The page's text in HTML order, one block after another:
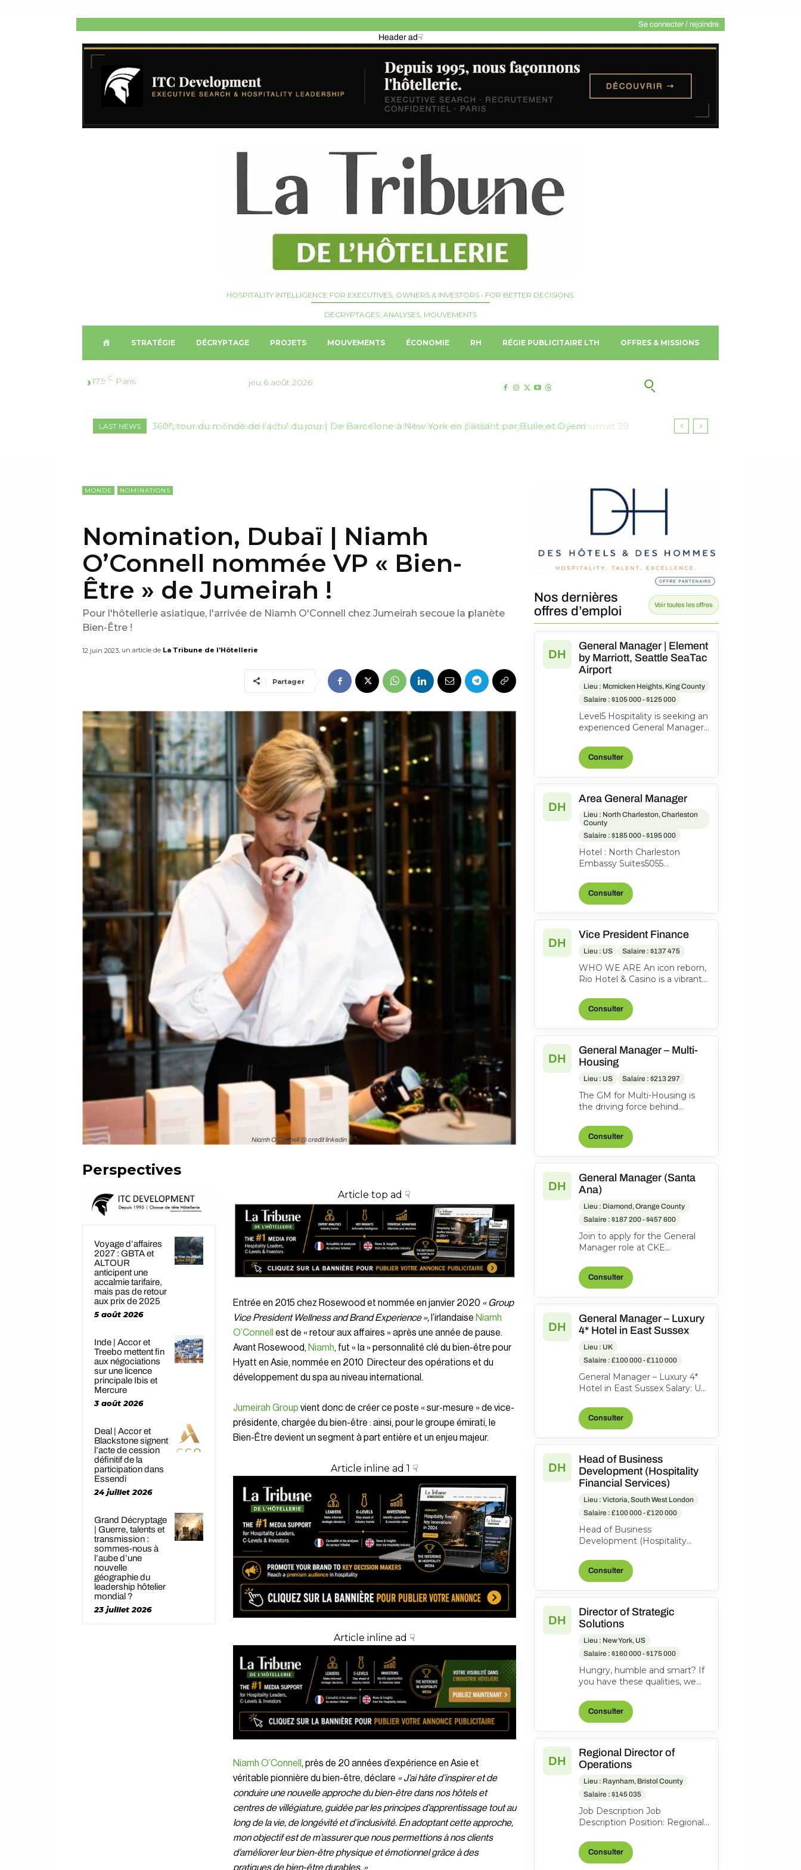
Se connecter / rejoindre
Header ad☟
HOSPITALITY INTELLIGENCE FOR EXECUTIVES, OWNERS & INVESTORS • FOR BETTER DECISIONS.
DÉCRYPTAGES, ANALYSES, MOUVEMENTS
U
I
STRATÉGIE DÉCRYPTAGE PROJETS MOUVEMENTS ÉCONOMIE RH RÉGIE PUBLICITAIRE LTH OFFRES & MISSIONS
17.9 C Paris jeu 6 août 2026
LAST NEWS Nomination, Thaïlande | Erik Lannge nommé General Manager de TRIBE Living Bangkok Sukhumvit 39
MONDE NOMINATIONS
Nomination, Dubaï | Niamh
O’Connell nommée VP « Bien-
Être » de Jumeirah !
Pour l'hôtellerie asiatique, l'arrivée de Niamh O'Connell chez Jumeirah secoue la planète
Bien-Être !
12 juin 2023, un article de La Tribune de l’Hôtellerie
Partager
Niamh O'Connell @ credit linkedin
Perspectives
Voyage d’affaires
2027 : GBTA et
ALTOUR
anticipent une
accalmie tarifaire,
mais pas de retour
aux prix de 2025
5 août 2026
Inde | Accor et
Treebo mettent fin
aux négociations
sur une licence
principale Ibis et
Mercure
3 août 2026
Deal | Accor et
Blackstone signent
l’acte de cession
définitif de la
participation dans
Essendi
24 juillet 2026
Grand Décryptage
| Guerre, talents et
transmission :
sommes-nous à
l’aube d’une
nouvelle
géographie du
leadership hôtelier
mondial ?
23 juillet 2026
Article top ad ☟
Entrée en 2015 chez Rosewood et nommée en janvier 2020 «Group
Vice President Wellness and Brand Experience »,l’irlandaise Niamh
O’Connell
est de « retour aux affaires » après une année de pause.
Avant Rosewood, Niamh, fut « la » personnalité clé du bien-être pour
Hyatt en Asie, nommée en 2010 Directeur des opérations et du
développement du spa au niveau international.
Jumeirah Group vient donc de créer ce poste « sur-mesure » de vice-
présidente, chargée du bien-être : ainsi, pour le groupe émirati, le
Bien-Être devient un segment à part entière et un enjeu majeur.
Article inline ad 1 ☟
Article inline ad ☟
Niamh O’Connell , près de 20 années d’expérience en Asie et
véritable pionnière du bien-être, déclare «J’ai hâte d’inspirer et de
conduire une nouvelle approche du bien-être dans nos hôtels et
centres de villégiature, guidée par les principes d’apprentissage tout au
long de la vie, de longévité et d’inclusivité. En adoptant cette approche,
mon objectif est de m’assurer que nous permettions à nos clients
d’améliorer leur bien-être physique et émotionnel grâce à des
pratiques de bien-être durables. »
Nos dernières
offres d’emploi
Voir toutes les offres
DH
General Manager | Element
by Marriott, Seattle SeaTac
Airport
Lieu : Mcmicken Heights, King County
Salaire : $105 000 - $125 000
Level5 Hospitality is seeking an
experienced General Manager
Marriott, an award-winning 177-
ro...Consulter
DH
Area General Manager
Lieu : North Charleston, Charleston
County
Salaire : $185 000 - $195 000
Hotel : North Charleston
Embassy Suites5055
SC 29418Area Hotel General
ManagerFull ti...
Consulter
DH
Vice President Finance
Lieu : US Salaire : $137 475
WHO WE ARE An icon reborn,
Rio Hotel & Casino is a vibrant
famed Las Vegas Strip on
Flam...
Consulter
DH
General Manager – Multi-
Housing
Lieu : US Salaire : $213 297
The GM for Multi-Housing is
the driving force behind
across two direct-selling
segments — Mu...
Consulter
DH
General Manager (Santa
Ana)
Lieu : Diamond, Orange County
Salaire : $187 200 - $457 600
Join to apply for the General
Manager role at CKE
Be among the first 25
applicants Joi...
Consulter
DH
General Manager – Luxury
4* Hotel in East Sussex
Lieu : UK
Salaire : £100 000 - £110 000
General Manager – Luxury 4*
Hotel in East Sussex Salary: Up
exciting opportunity has arisen
fo...Consulter
DH
Head of Business
Development (Hospitality
Financial Services)
Lieu : Victoria, South West London
Salaire : £100 000 - £120 000
Head of Business
Development (Hospitality
£120k-£130k OTE | Hybrid
Hybrid | London fiel...
Consulter
DH
Director of Strategic
Solutions
Lieu : New York, US
Salaire : $160 000 - $175 000
Hungry, humble and smart? If
you have these qualities, we
Summary: The Director of
Strategi...
Consulter
DH
Regional Director of
Operations
Lieu : Raynham, Bristol County
Salaire : $145 035
Job Description Job
Description Position: Regional
Regional Manager Location:
Raynham, MA Ba...
Consulter